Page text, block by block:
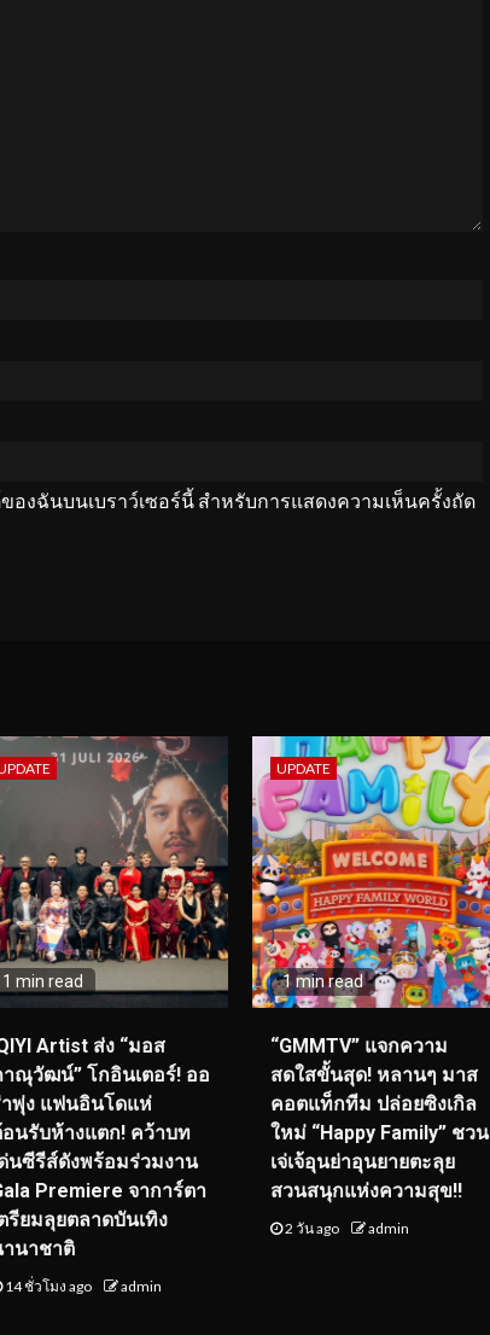
องฉันบนเบราว์เซอร์นี้ สำหรับการแสดงความเห็นครั้งถัด
1 min read
Artist ส่ง “มอส
ณุวัฒน์” โกอินเตอร์! ออ
พุ่ง แฟนอินโดแห่
นรับห้างแตก! คว้าบท
นซีรีส์ดังพร้อมร่วมงาน
Premiere จาการ์ตา
รียมลุยตลาดบันเทิง
นาชาติ
14 ชั่วโมง ago admin
UPDATE
1 min read
“GMMTV” แจกความ
สดใสขั้นสุด! หลานๆ มาส
คอตแท็กทีม ปล่อยซิงเกิล
ใหม่ “Happy Family” ชวน
เจ่เจ้อุนย่าอุนยายตะลุย
สวนสนุกแห่งความสุข!!
2 วัน ago admin